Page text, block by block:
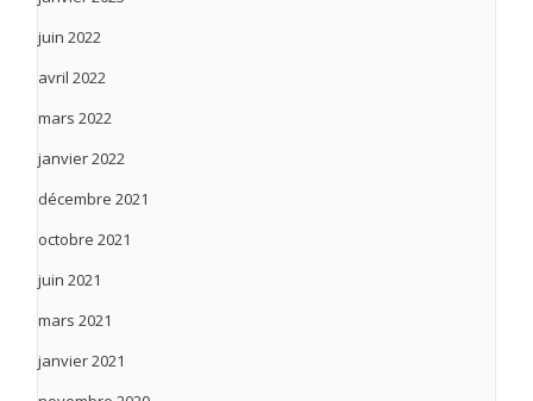
juin 2022
avril 2022
mars 2022
janvier 2022
décembre 2021
octobre 2021
juin 2021
mars 2021
janvier 2021